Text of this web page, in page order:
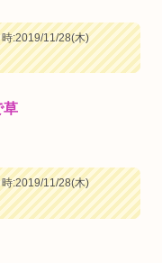
:2019/11/28(木)
草
:2019/11/28(木)